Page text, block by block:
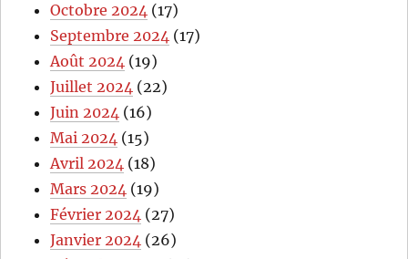
Octobre 2024 (17)
Septembre 2024 (17)
Août 2024 (19)
Juillet 2024 (22)
Juin 2024 (16)
Mai 2024 (15)
Avril 2024 (18)
Mars 2024 (19)
Février 2024 (27)
Janvier 2024 (26)